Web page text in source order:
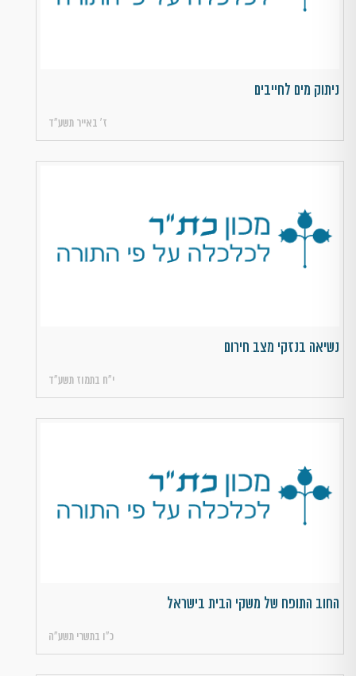
ניתוק מים לחייבים
ז׳ באייר תשע״ד
נשיאה בנזקי מצב חירום
י״ח בתמוז תשע״ד
החוב התופח של משקי הבית בישראל
כ״ו בתשרי תשע״ה